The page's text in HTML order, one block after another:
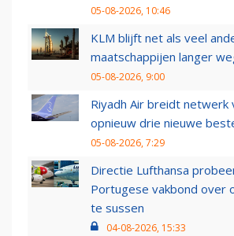
05-08-2026, 10:46
KLM blijft net als veel
maatschappijen langer
05-08-2026, 9:00
Riyadh Air breidt netwerk
opnieuw drie nieuwe
05-08-2026, 7:29
Directie Lufthansa
Portugese vakbond over
te sussen
04-08-2026, 15:33